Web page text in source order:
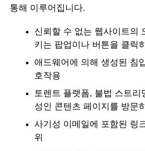
통해 이루어집니다.
신뢰할 수 없는 웹사이트의
키는 팝업이나 버튼을 클릭
애드웨어에 의해 생성된 침
호작용
토렌트 플랫폼, 불법 스트리
성인 콘텐츠 페이지를 방문
사기성 이메일에 포함된 링
위